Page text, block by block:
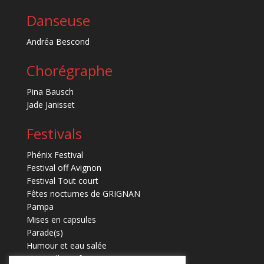
Danseuse
Andréa Bescond
Chorégraphe
Pina Bausch
Jade Janisset
Festivals
Phénix Festival
Festival off Avignon
Festival Tout court
Fêtes nocturnes de GRIGNAN
Pampa
Mises en capsules
Parade(s)
Humour et eau salée
Marmaille en fugues